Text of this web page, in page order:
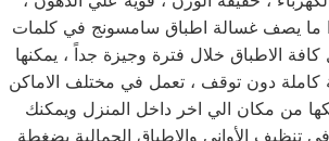
ما يصف غسالة اطباق سامسونج في كلمات
الاطباق خلال فترة وجيزة جداً ، يمكنها
24 ساعة كاملة دون توقف ، تعمل في مختلف الاماكن
من مكان الي اخر داخل المنزل ويمكنك
في تنظيف الأواني والاطباق الجمالية بضغطة